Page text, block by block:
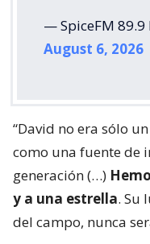
— SpiceFM 89.9
August 6, 2026
“David no era sólo
como una fuente de
generación (…)
y a una estrella. Su
del campo, nunca